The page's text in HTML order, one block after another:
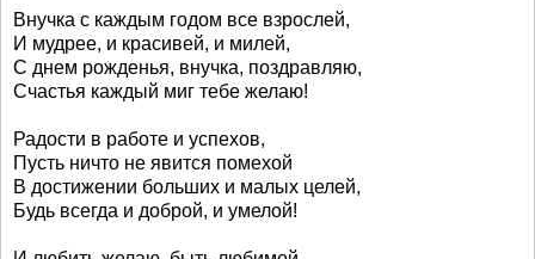
Внучка с каждым годом все взрослей,
И мудрее, и красивей, и милей,
С днем рожденья, внучка, поздравляю,
Счастья каждый миг тебе желаю!
Радости в работе и успехов,
Пусть ничто не явится помехой
В достижении больших и малых целей,
Будь всегда и доброй, и умелой!